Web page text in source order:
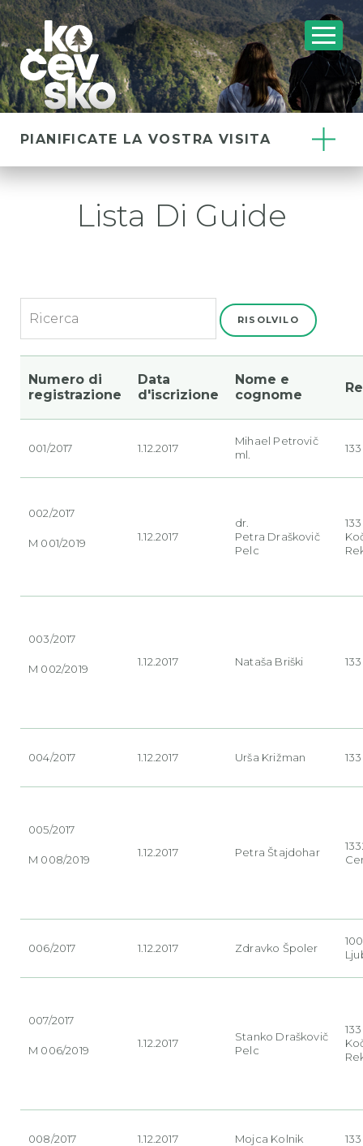
PIANIFICATE LA VOSTRA VISITA
Lista Di Guide
RISOLVILO
Numero di
registrazione
Data
d'iscrizione
Nome e
cognome
001/2017 1.12.2017
Mihael Petrovič
ml.
002/2017
M 001/2019 1.12.2017
dr.
Petra Draškovič
Pelc
003/2017
M 002/2019
1.12.2017 Nataša Briški
004/2017 1.12.2017 Urša Križman
005/2017
M 008/2019
1.12.2017 PetraŠtajdohar
006/2017 1.12.2017 Zdravko Špoler
007/2017
M 006/2019
1.12.2017 Stanko Draškovič
Pelc
008/2017 1.12.2017 Mojca Kolnik